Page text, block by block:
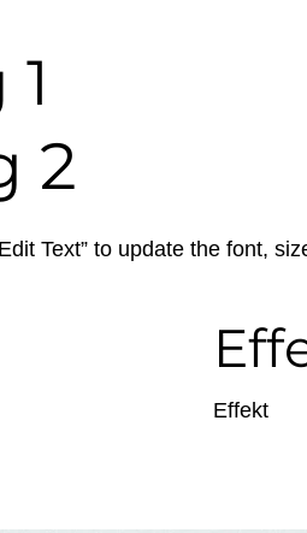
2
Text” to update the font,
Effekt